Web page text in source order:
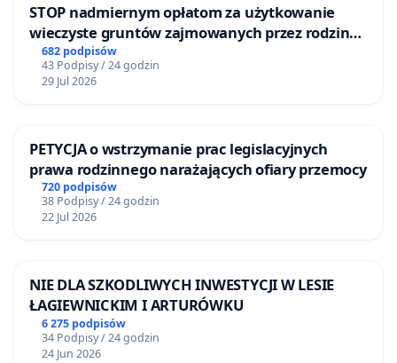
STOP nadmiernym opłatom za użytkowanie
wieczyste gruntów zajmowanych przez rodzinne
ogrody działkowe.
682 podpisów
43 Podpisy / 24 godzin
29 Jul 2026
PETYCJA o wstrzymanie prac legislacyjnych
prawa rodzinnego narażających ofiary przemocy
720 podpisów
38 Podpisy / 24 godzin
22 Jul 2026
NIE DLA SZKODLIWYCH INWESTYCJI W LESIE
ŁAGIEWNICKIM I ARTURÓWKU
6 275 podpisów
34 Podpisy / 24 godzin
24 Jun 2026